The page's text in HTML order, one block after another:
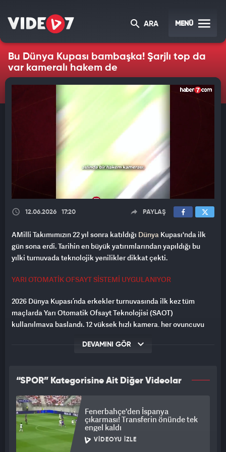
ARA MENÜ
Bu Dünya Kupası bambaşka! Şarjlı top da
var kameralı hakem de
12.06.2026 17:20 PAYLAŞ
AMilli Takımımızın 22 yıl sonra katıldığı Dünya Kupası'nda ilk
gün sona erdi. Tarihin en büyük yatırımlarından yapıldığı bu
yılki turnuvada teknolojik yenilikler dikkat çekti.
YARI OTOMATİK OFSAYT SİSTEMİ UYGULANIYOR
2026 Dünya Kupası’nda erkekler turnuvasında ilk kez tüm
maçlarda Yarı Otomatik Ofsayt Teknolojisi (SAOT)
kullanılmaya başlandı. 12 yüksek hızlı kamera, her oyuncuyu
oluşturuyor. Sistem, hücum oyuncusu ikinci son savunma
turnuvada 10 santimetreye düşürüldü. Daha dar pozisyonlarda
ise sistem kararı insana bırakarak “gecikme” komutu veriyor.
Video Yardımcı Hakem (VAR) sistemi önemli ölçüde
genişletildi. Artık yanlış verilen kornerler, set hücumları öncesi
DEVAMINI GÖR
“SPOR” Kategorisine Ait Diğer Videolar
Fenerbahçe'den İspanya
çıkarması! Transferin önünde tek
engel kaldı
VIDEOYU İZLE